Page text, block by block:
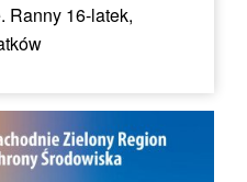
Ranny 16-latek,